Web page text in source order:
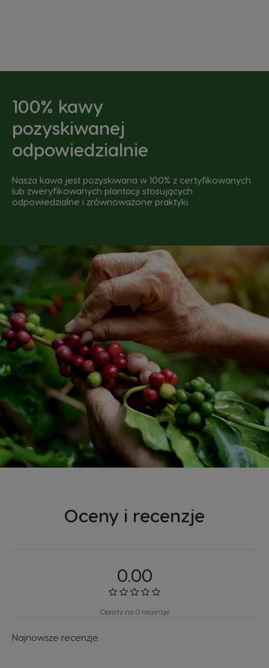
100% kawy
pozyskiwanej
odpowiedzialnie
Nasza kawa jest pozyskiwana w 100% z certyfikowanych
lub zweryfikowanych plantacji stosujących
odpowiedzialne i zrównoważone praktyki.
Oceny i recenzje
0.00
Oparty na 0 recenzje
Najnowsze recenzje